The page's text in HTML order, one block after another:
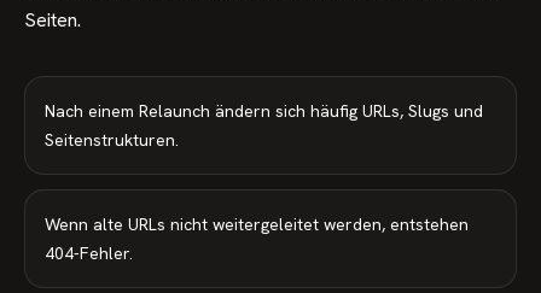
Seiten.
Nach einem Relaunch ändern sich häufig URLs, Slugs und
Seitenstrukturen.
Wenn alte URLs nicht weitergeleitet werden, entstehen
404-Fehler.